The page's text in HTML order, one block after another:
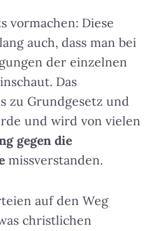
vormachen: Diese
auch, dass man bei
der einzelnen
Das
zu Grundgesetz und
und wird von vielen
gegen die
missverstanden.
auf den Weg
christlichen